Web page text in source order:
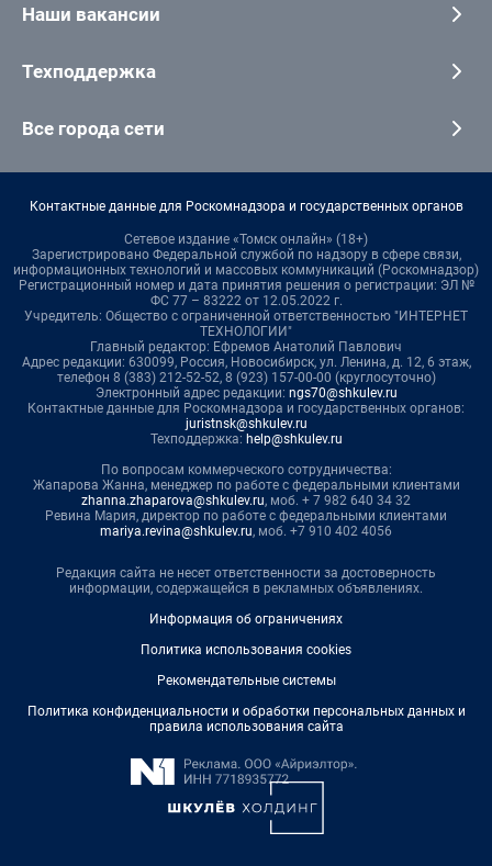
Наши вакансии
Техподдержка
Все города сети
Контактные данные для Роскомнадзора и государственных органов
Сетевое издание «Томск онлайн» (18+)
Зарегистрировано Федеральной службой по надзору в сфере связи,
информационных технологий и массовых коммуникаций (Роскомнадзор)
Регистрационный номер и дата принятия решения о регистрации: ЭЛ №
ФС 77 – 83222 от 12.05.2022 г.
Учредитель: Общество с ограниченной ответственностью "ИНТЕРНЕТ
ТЕХНОЛОГИИ"
Главный редактор: Ефремов Анатолий Павлович
Адрес редакции: 630099, Россия, Новосибирск, ул. Ленина, д. 12, 6 этаж,
телефон 8 (383) 212-52-52, 8 (923) 157-00-00 (круглосуточно)
Электронный адрес редакции: ngs70@shkulev.ru
Контактные данные для Роскомнадзора и государственных органов:
juristnsk@shkulev.ru
Техподдержка: help@shkulev.ru
По вопросам коммерческого сотрудничества:
Жапарова Жанна, менеджер по работе с федеральными клиентами
zhanna.zhaparova@shkulev.ru, моб. + 7 982 640 34 32
Ревина Мария, директор по работе с федеральными клиентами
mariya.revina@shkulev.ru, моб. +7 910 402 4056
Редакция сайта не несет ответственности за достоверность
информации, содержащейся в рекламных объявлениях.
Информация об ограничениях
Политика использования cookies
Рекомендательные системы
Политика конфиденциальности и обработки персональных данных и
правила использования сайта